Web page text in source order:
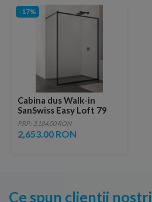
-17%
Cabina dus Walk-in
SanSwiss Easy Loft 79
profil negru 100xH200
cm
PRP: 3,184.00 RON
2,653.00 RON
Ce spun clientii nostri